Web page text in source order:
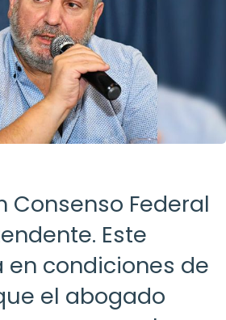
Consenso Federal
Este
en condiciones de
el abogado